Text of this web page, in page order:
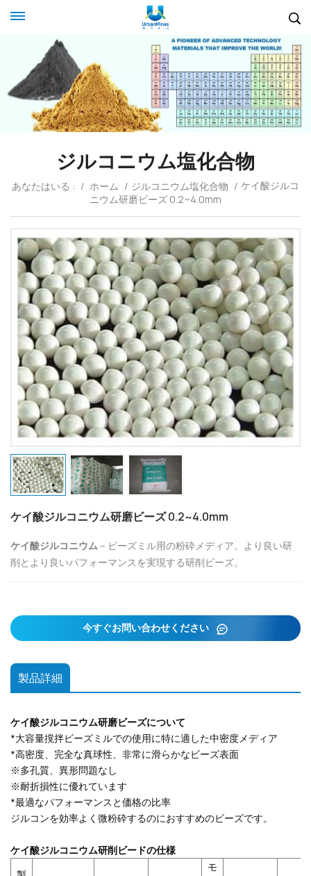
ジルコニウム塩化合物
あなたはいる : / ホーム / ジルコニウム塩化合物 / ケイ酸ジルコ
ニウム研磨ビーズ 0.2~4.0mm
ケイ酸ジルコニウム研磨ビーズ 0.2~4.0mm
ケイ酸ジルコニウム – ビーズミル用の粉砕メディア。より良い研
削とより良いパフォーマンスを実現する研削ビーズ。
今すぐお問い合わせください
製品詳細
ケイ酸ジルコニウム研磨ビーズについて
*大容量撹拌ビーズミルでの使用に特に適した中密度メディア
*高密度、完全な真球性、非常に滑らかなビーズ表面
※多孔質、異形問題なし
※耐折損性に優れています
*最適なパフォーマンスと価格の比率
ジルコンを効率よく微粉砕するのにおすすめのビーズです。
ケイ酸ジルコニウム研削ビードの仕様
モ